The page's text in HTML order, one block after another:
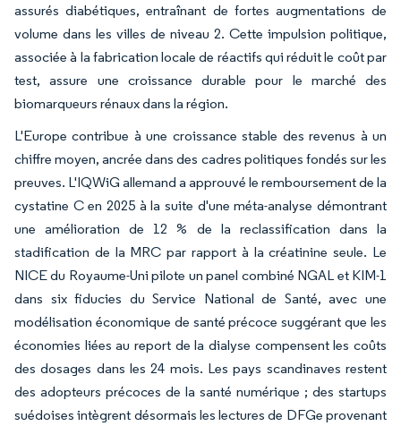
assurés diabétiques, entraînant de fortes augmentations de
volume dans les villes de niveau 2. Cette impulsion politique,
associée à la fabrication locale de réactifs qui réduit le coût par
test, assure une croissance durable pour le marché des
biomarqueurs rénaux dans la région.
L'Europe contribue à une croissance stable des revenus à un
chiffre moyen, ancrée dans des cadres politiques fondés sur les
preuves. L'IQWiG allemand a approuvé le remboursement de la
cystatine C en 2025 à la suite d'une méta-analyse démontrant
une amélioration de 12 % de la reclassification dans la
stadification de la MRC par rapport à la créatinine seule. Le
NICE du Royaume-Uni pilote un panel combiné NGAL et KIM-1
dans six fiducies du Service National de Santé, avec une
modélisation économique de santé précoce suggérant que les
économies liées au report de la dialyse compensent les coûts
des dosages dans les 24 mois. Les pays scandinaves restent
des adopteurs précoces de la santé numérique ; des startups
suédoises intègrent désormais les lectures de DFGe provenant